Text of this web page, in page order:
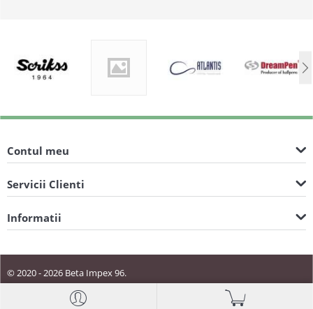
Contul meu
Servicii Clienti
Informatii
© 2020 - 2026 Beta Impex 96.